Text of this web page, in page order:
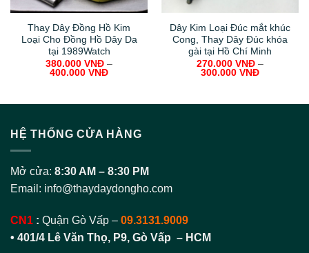
Thay Dây Đồng Hồ Kim
Loại Cho Đồng Hồ Dây Da
tại 1989Watch
380.000 VNĐ –
400.000 VNĐ
Dây Kim Loại Đúc mắt khúc
Cong, Thay Dây Đúc khóa
gài tại Hồ Chí Minh
270.000 VNĐ –
300.000 VNĐ
HỆ THỐNG CỬA HÀNG
Mở cửa: 8:30 AM – 8:30 PM
Email: info@thaydaydongho.com
CN1 : Quận Gò Vấp – 09.3131.9009
• 401/4 Lê Văn Thọ, P9, Gò Vấp – HCM